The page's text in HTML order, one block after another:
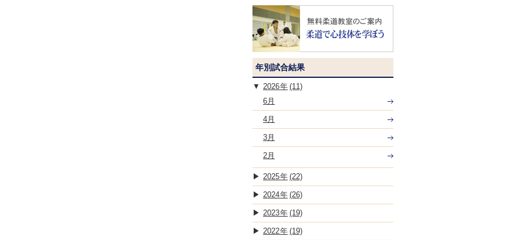
年別試合結果
2026
(11)
6月
4月
3月
2月
2025 (22)
2024 (26)
2023 (19)
2022 (19)